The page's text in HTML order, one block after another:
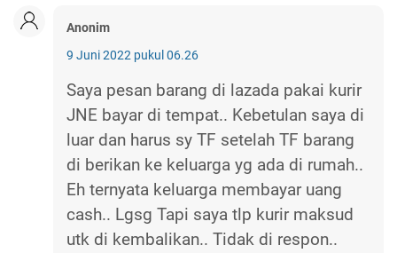
Anonim
9 Juni 2022 pukul 06.26
Saya pesan barang di lazada pakai kurir
JNE bayar di tempat.. Kebetulan saya di
luar dan harus sy TF setelah TF barang
di berikan ke keluarga yg ada di rumah..
Eh ternyata keluarga membayar uang
cash.. Lgsg Tapi saya tlp kurir maksud
utk di kembalikan.. Tidak di respon..